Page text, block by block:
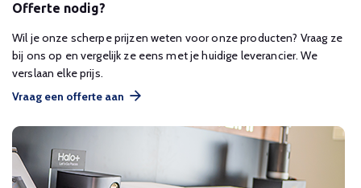
Offerte nodig?
Wil je onze scherpe prijzen weten voor onze producten? Vraag ze
bij ons op en vergelijk ze eens met je huidige leverancier. We
verslaan elke prijs.
Vraag een offerte aan